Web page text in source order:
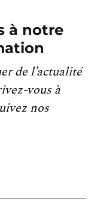
à notre
de l’actualité
vous à
nos